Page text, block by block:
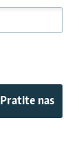
Pratite nas